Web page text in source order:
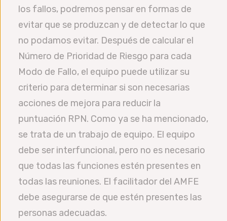
los fallos, podremos pensar en formas de
evitar que se produzcan y de detectar lo que
no podamos evitar. Después de calcular el
Número de Prioridad de Riesgo para cada
Modo de Fallo, el equipo puede utilizar su
criterio para determinar si son necesarias
acciones de mejora para reducir la
puntuación RPN. Como ya se ha mencionado,
se trata de un trabajo de equipo. El equipo
debe ser interfuncional, pero no es necesario
que todas las funciones estén presentes en
todas las reuniones. El facilitador del AMFE
debe asegurarse de que estén presentes las
personas adecuadas.